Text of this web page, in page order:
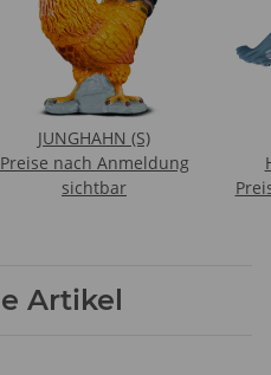
JUNGHAHN (S)
Preise nach Anmeldung
sichtbar
Artikel